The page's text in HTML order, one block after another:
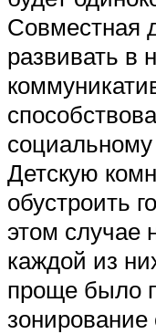
Совместная
развивать в
Детскую
обустроить
этом случае
каждой из
проще было
зонирование